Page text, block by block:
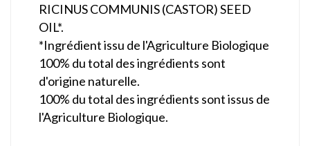
RICINUS COMMUNIS (CASTOR) SEED
OIL*.
*Ingrédient issu de l'Agriculture Biologique
100% du total des ingrédients sont
d'origine naturelle.
100% du total des ingrédients sont issus de
l'Agriculture Biologique.